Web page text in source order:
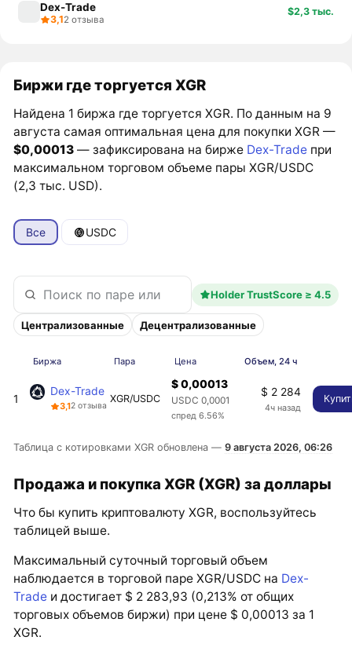
Dex-Trade
3,12 отзыва
$2,3 тыс.
Биржи где торгуется XGR
Найдена 1 биржа где торгуется XGR. По данным на 9
августа самая оптимальная цена для покупки XGR —
$0,00013 — зафиксирована на бирже Dex-Trade при
максимальном торговом объеме пары XGR/USDC
(2,3 тыс. USD).
Все USDC
Holder TrustScore ≥ 4.5
Централизованные Децентрализованные
Биржа Пара Цена Объем, 24 ч
1
Dex-Trade
3,12 отзыва
XGR/USDC
$ 0,00013
USDC 0,0001
спред 6.56%
$ 2 284
4ч назад
Таблица с котировками XGR обновлена —9 августа 2026, 06:26
Продажа и покупка XGR (XGR) за доллары
Что бы купить криптовалюту XGR, воспользуйтесь
таблицей выше.
Максимальный суточный торговый объем
наблюдается в торговой паре XGR/USDC на Dex-
Trade и достигает $ 2 283,93 (0,213% от общих
торговых объемов биржи) при цене $ 0,00013 за 1
XGR.